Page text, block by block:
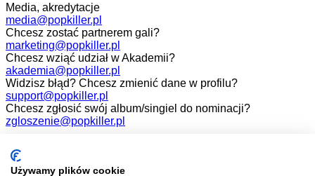
Media, akredytacje
media@popkiller.pl
Chcesz zostać partnerem gali?
marketing@popkiller.pl
Chcesz wziąć udział w Akademii?
akademia@popkiller.pl
Widzisz błąd? Chcesz zmienić dane w profilu?
support@popkiller.pl
Chcesz zgłosić swój album/singiel do nominacji?
zgloszenie@popkiller.pl
Instagram
Używamy plików cookie